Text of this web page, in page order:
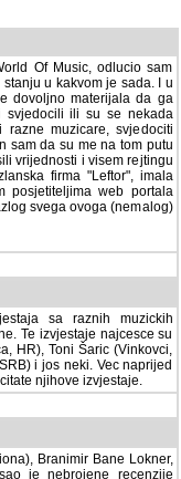
Of Music, odlucio sam
u kakvom je sada. I u
dovoljno materijala da ga
ili su se nekada desile.
svjedociti njihovim
su me na tom putu pratili
i visem rejtingu ovog
firma "Leftor", imala
posjetiteljima web portala
svega ovoga (nemalog)
sa raznih muzickih
Te izvjestaje najcesce su
HR), Toni Šaric (Vinkovci,
i jos neki. Vec naprijed
njihove izvjestaje.
Branimir Bane Lokner,
recenzije muzickih